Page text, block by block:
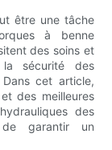
être une tâche
à benne
des soins et
la sécurité des
cet article,
des meilleures
des
garantir un